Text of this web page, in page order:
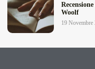
Woolf
19 Novembre